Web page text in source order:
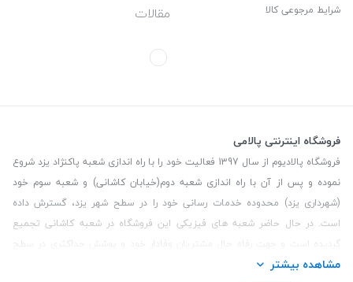
شرایط مرجوعی کالا
مقالات
فروشگاه اینترنتی پالامی
فروشگاه پالادیوم از سال 1397 فعالیت خود را با راه اندازی شعبه پاکنژاد یزد شروع
نموده و پس از آن با راه اندازی شعبه دوم(خیابان کاشانی) و شعبه سوم خود
(شهرداری یزد) محدوده خدمات رسانی خود را در سطح شهر یزد، گسترش داده
است. در حال حاضر شعبه های فیزیکی این فروشگاه در شعبه کاشانی تجمیع
گردیده است و جهت رفاه حال مشتریان وفادار خود و پوشش حداکثری در سطح
استان یزد و همچنین مشتریان سطح کشور، فروشگاه اینترنتی پالامی را راه اندازی
مشاهده بیشتر